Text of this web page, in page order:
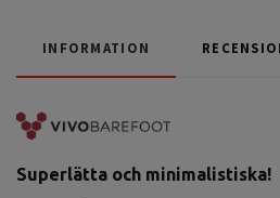
INFORMATION
Superlätta och minimalistiska!